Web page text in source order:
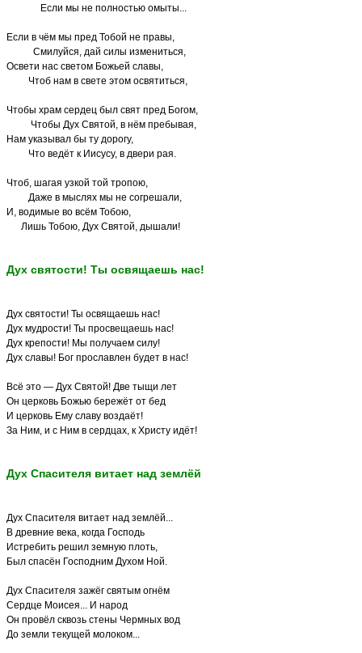
Если мы не полностью омыты...
Если в чём мы пред Тобой не правы,
Смилуйся, дай силы измениться,
Освети нас светом Божьей славы,
Чтоб нам в свете этом освятиться,
Чтобы храм сердец был свят пред Богом,
Чтобы Дух Святой, в нём пребывая,
Нам указывал бы ту дорогу,
Что ведёт к Иисусу, в двери рая.
Чтоб, шагая узкой той тропою,
Даже в мыслях мы не согрешали,
И, водимые во всём Тобою,
Лишь Тобою, Дух Святой, дышали!
Дух святости! Ты освящаешь нас!
Дух святости! Ты освящаешь нас!
Дух мудрости! Ты просвещаешь нас!
Дух крепости! Мы получаем силу!
Дух славы! Бог прославлен будет в нас!
Всё это — Дух Святой! Две тыщи лет
Он церковь Божью бережёт от бед
И церковь Ему славу воздаёт!
За Ним, и с Ним в сердцах, к Христу идёт!
Дух Спасителя витает над землёй
Дух Спасителя витает над землёй...
В древние века, когда Господь
Истребить решил земную плоть,
Был спасён Господним Духом Ной.
Дух Спасителя зажёг святым огнём
Сердце Моисея... И народ
Он провёл сквозь стены Чермных вод
До земли текущей молоком...